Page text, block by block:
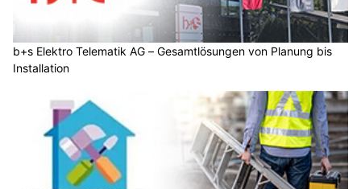
b+s Elektro Telematik AG – Gesamtlösungen von Planung bis
Installation